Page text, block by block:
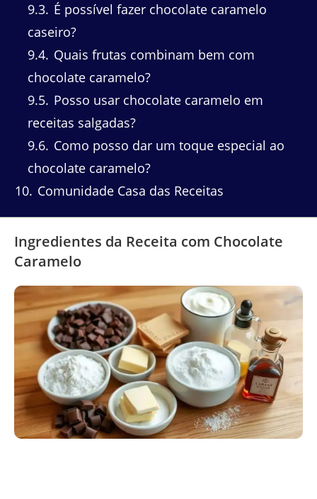
9.3 É possível fazer chocolate caramelo
caseiro?
9.4 Quais frutas combinam bem com
chocolate caramelo?
9.5 Posso usar chocolate caramelo em
receitas salgadas?
9.6 Como posso dar um toque especial ao
chocolate caramelo?
10 Comunidade Casa das Receitas
Ingredientes da Receita com Chocolate
Caramelo